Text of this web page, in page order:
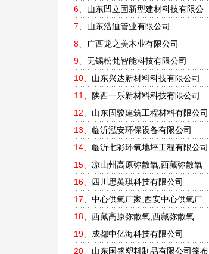
6、 山东凹立固新型建材科技有限公
7、 山东浩迪管业有限公司
8、
广西龙之美木业有限公司
9、 无锡松梵智能科技有限公司
10、 山东兴达新材料科技有限公司
11、
陕西一乐新材料科技有限公司
12、 山东固骏建筑工程材料有限公司
13、 临沂泓安环保设备有限公司
14、 临沂七彩环氧地坪工程有限公司
15、 凉山州高原弥散氧,西藏弥散氧
16、 四川思英琪科技有限公司
17、 中心供氧厂家,西安中心供氧厂
18、 西藏高原弥散氧,西藏弥散氧
19、 成都中亿海科技有限公司
20、 山东国盛塑料制品有限公司篷布